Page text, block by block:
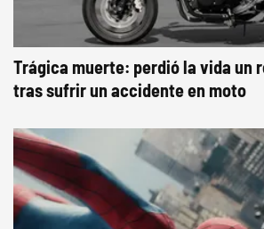
Trágica muerte: perdió la vida un
tras sufrir un accidente en moto